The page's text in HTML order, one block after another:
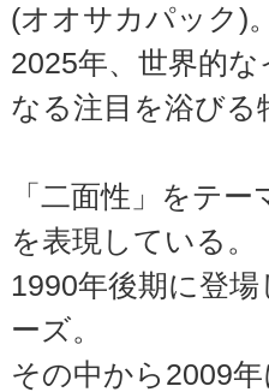
(オオサカパック)
2025年、世界的
なる注目を浴び
「二面性」をテ
を表現している。
1990年後期に登
ーズ。
その中から2009